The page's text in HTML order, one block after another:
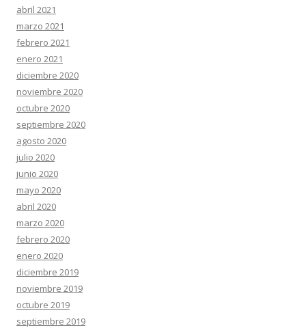
abril 2021
marzo 2021
febrero 2021
enero 2021
diciembre 2020
noviembre 2020
octubre 2020
septiembre 2020
agosto 2020
julio 2020
junio 2020
mayo 2020
abril 2020
marzo 2020
febrero 2020
enero 2020
diciembre 2019
noviembre 2019
octubre 2019
septiembre 2019